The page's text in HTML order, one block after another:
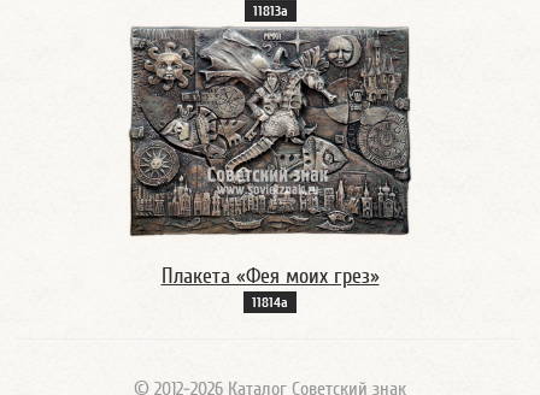
11813а
Плакета «Фея моих грез»
11814а
© 2012-2026 Каталог Советский знак